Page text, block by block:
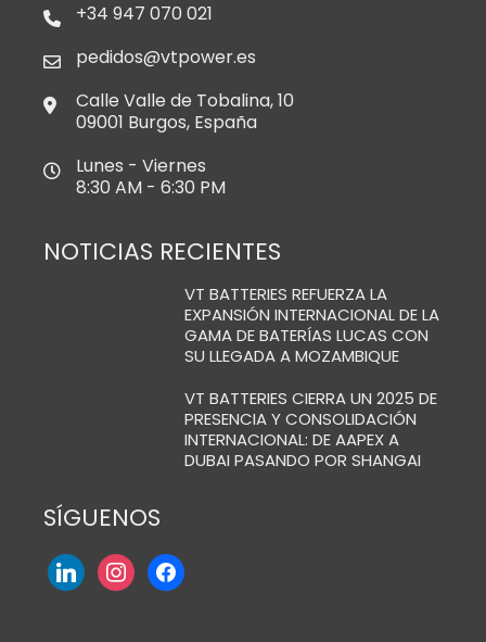
+34 947 070 021
pedidos@vtpower.es
Calle Valle de Tobalina, 10
09001 Burgos, España
Lunes - Viernes
8:30 AM - 6:30 PM
NOTICIAS RECIENTES
VT BATTERIES REFUERZA LA
EXPANSIÓN INTERNACIONAL DE LA
GAMA DE BATERÍAS LUCAS CON
SU LLEGADA A MOZAMBIQUE
VT BATTERIES CIERRA UN 2025 DE
PRESENCIA Y CONSOLIDACIÓN
INTERNACIONAL: DE AAPEX A
DUBAI PASANDO POR SHANGAI
SÍGUENOS